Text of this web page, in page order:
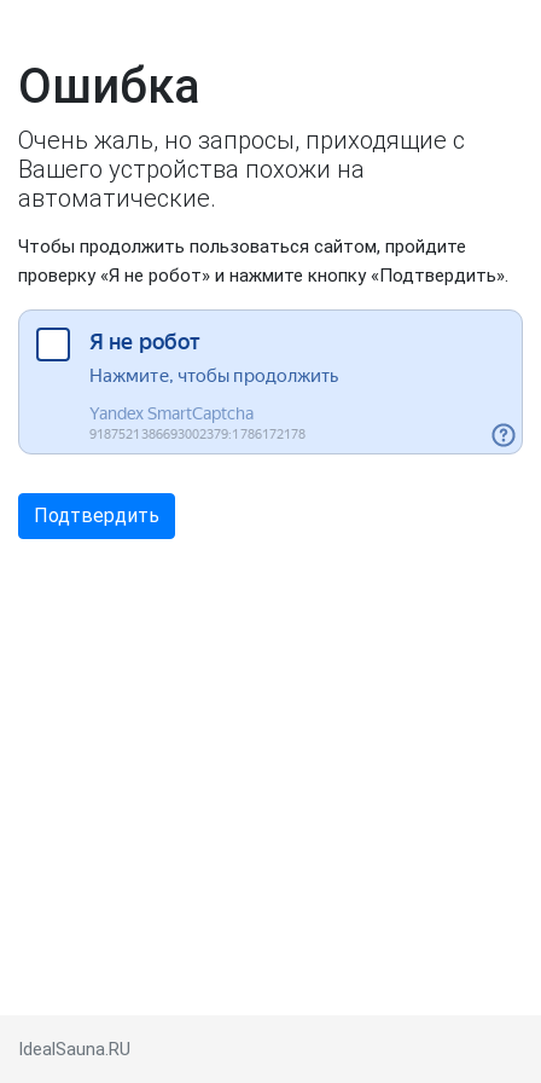
Ошибка
Очень жаль, но запросы, приходящие с
Вашего устройства похожи на
автоматические.
Чтобы продолжить пользоваться сайтом, пройдите
проверку «Я не робот» и нажмите кнопку «Подтвердить».
IdealSauna.RU